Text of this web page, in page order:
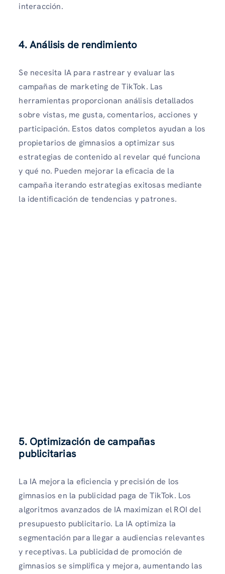
interacción.
4. Análisis de rendimiento
Se necesita IA para rastrear y evaluar las
campañas de marketing de TikTok. Las
herramientas proporcionan análisis detallados
sobre vistas, me gusta, comentarios, acciones y
participación. Estos datos completos ayudan a los
propietarios de gimnasios a optimizar sus
estrategias de contenido al revelar qué funciona
y qué no. Pueden mejorar la eficacia de la
campaña iterando estrategias exitosas mediante
la identificación de tendencias y patrones.
5. Optimización de campañas
publicitarias
La IA mejora la eficiencia y precisión de los
gimnasios en la publicidad paga de TikTok. Los
algoritmos avanzados de IA maximizan el ROI del
presupuesto publicitario. La IA optimiza la
segmentación para llegar a audiencias relevantes
y receptivas. La publicidad de promoción de
gimnasios se simplifica y mejora, aumentando las